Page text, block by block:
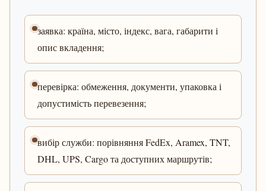
заявка: країна, місто, індекс, вага, габарити і
опис вкладення;
перевірка: обмеження, документи, упаковка і
допустимість перевезення;
вибір служби: порівняння FedEx, Aramex, TNT,
DHL, UPS, Cargo та доступних маршрутів;